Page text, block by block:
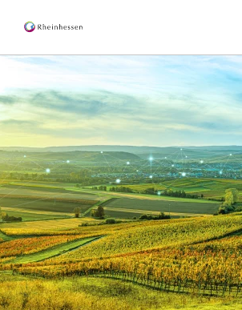
Wein & Genuss
Aktiv & Natur
Kultur & Städte
Veranstaltungen
Buchung & Service
ShopRheinhessen-Blog Karte